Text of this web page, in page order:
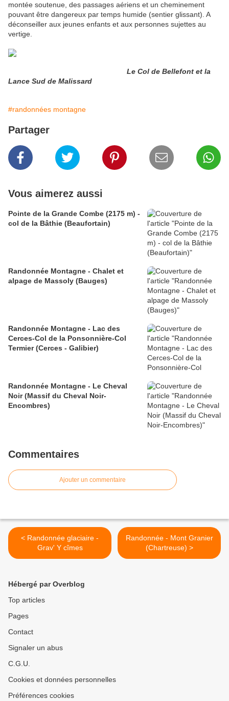
montée soutenue, des passages aériens et un cheminement
pouvant être dangereux par temps humide (sentier glissant). A
déconseiller aux jeunes enfants et aux personnes sujettes au
vertige.
Le Col de Bellefont et la
Lance Sud de Malissard
#randonnées montagne
Partager
Vous aimerez aussi
Pointe de la Grande Combe (2175 m) -
col de la Bâthie (Beaufortain)
Randonnée Montagne - Chalet et
alpage de Massoly (Bauges)
Randonnée Montagne - Lac des
Cerces-Col de la Ponsonnière-Col
Termier (Cerces - Galibier)
Randonnée Montagne - Le Cheval
Noir (Massif du Cheval Noir-
Encombres)
Commentaires
Ajouter un commentaire
< Randonnée glaciaire -
Grav' Y cîmes
Randonnée - Mont Granier
(Chartreuse) >
Hébergé par Overblog
Top articles
Pages
Contact
Signaler un abus
C.G.U.
Cookies et données personnelles
Préférences cookies